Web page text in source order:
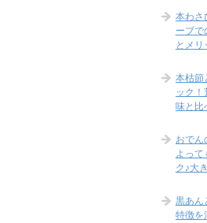
本わさ
ーブで
とメリ
本枯節
ック
味と比
おでん
よって
ク♪大
黒あん
特徴を